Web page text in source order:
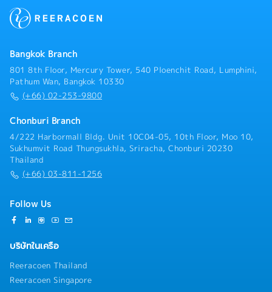
Bangkok Branch
801 8th Floor, Mercury Tower, 540 Ploenchit Road, Lumphini,
Pathum Wan, Bangkok 10330
(+66) 02-253-9800
Chonburi Branch
4/222 Harbormall Bldg. Unit 10C04-05, 10th Floor, Moo 10,
Sukhumvit Road Thungsukhla, Sriracha, Chonburi 20230
Thailand
(+66) 03-811-1256
Follow Us
บริษัทในเครือ
Reeracoen Thailand
Reeracoen Singapore